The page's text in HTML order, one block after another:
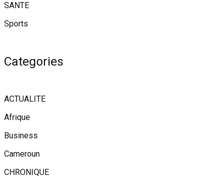
SANTE
Sports
Categories
ACTUALITE
Afrique
Business
Cameroun
CHRONIQUE